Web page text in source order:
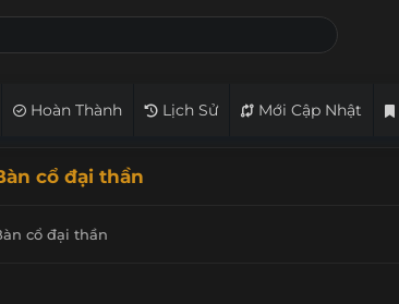
Hoàn Thành Lịch Sử Mới Cập Nhật
cổ đại thần
cổ đại thần